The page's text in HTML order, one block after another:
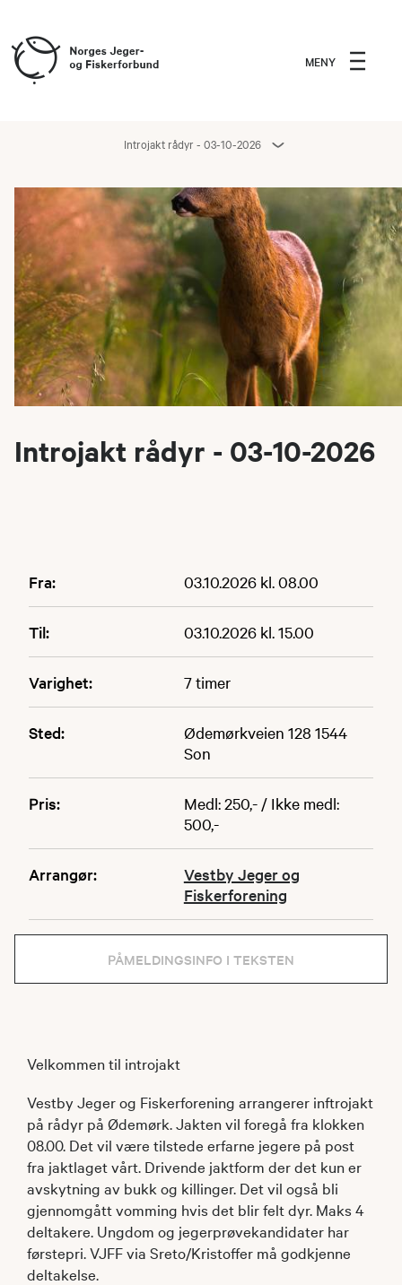
MENY
Introjakt rådyr - 03-10-2026
Introjakt rådyr - 03-10-2026
Fra: 03.10.2026 kl. 08.00
Til: 03.10.2026 kl. 15.00
Varighet: 7 timer
Sted:
Ødemørkveien 128 1544
Son
Pris:
Medl: 250,- / Ikke medl:
500,-
Arrangør:
Vestby Jeger og
Fiskerforening
PÅMELDINGSINFO I TEKSTEN
Velkommen til introjakt
Vestby Jeger og Fiskerforening arrangerer inftrojakt
på rådyr på Ødemørk. Jakten vil foregå fra klokken
08.00. Det vil være tilstede erfarne jegere på post
fra jaktlaget vårt. Drivende jaktform der det kun er
avskytning av bukk og killinger. Det vil også bli
gjennomgått vomming hvis det blir felt dyr. Maks 4
deltakere. Ungdom og jegerprøvekandidater har
førstepri. VJFF via Sreto/Kristoffer må godkjenne
deltakelse.